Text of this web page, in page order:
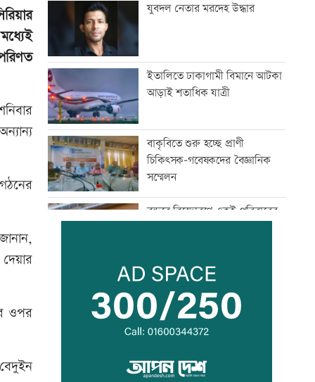
ওপর
যুবদল নেতার মরদেহ উদ্ধার
ইতালিতে ঢাকাগামী বিমানে আটকা
আড়াই শতাধিক যাত্রী
বাকৃবিতে শুরু হচ্ছে প্রাণী
চিকিৎসক-গবেষকদের বৈজ্ঞানিক
সম্মেলন
বন্দরে বিস্ফোরণে একই পরিবারের
পাঁচ আর্থিক প্রতিষ্ঠান বন্ধের
অনুমোদন, রোববার প্রশাসক
নিয়োগ
স্বাভাবিক